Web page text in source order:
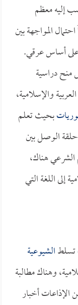
إليه معظم
المواجهة بين
أساس عرقي.
دراسية
والإسلامية،
بحيث تعلم
الوصل بين
الشرعي هناك،
إلى اللغة التي
تسلطالشيوعية
وهناك مطالبة
أخبار